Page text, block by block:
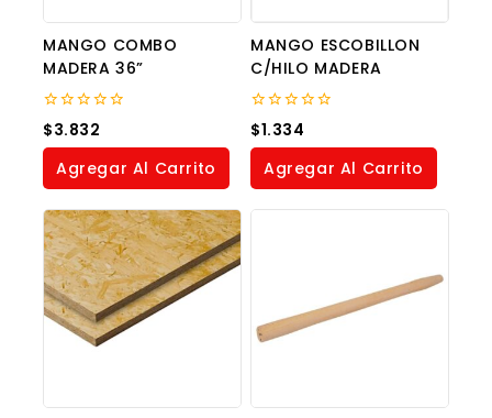
MANGO COMBO
MADERA 36”
0
out
of
$3.832
Agregar Al Carrito
MANGO ESCOBILLON
C/HILO MADERA
0
out
of
$1.334
Agregar Al Carrito